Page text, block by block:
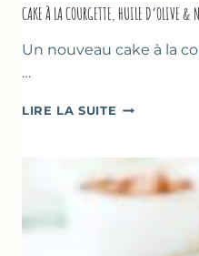
CAKE À LA COURGETTE, HUILE D’OLIVE &
Un nouveau cake à la
…
LIRE LA SUITE CAKE
COURGETTE,
HUILE
D’OLIVE